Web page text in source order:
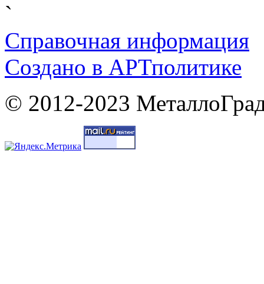
`
Справочная информация
Cоздано в АРТполитике
© 2012-2023